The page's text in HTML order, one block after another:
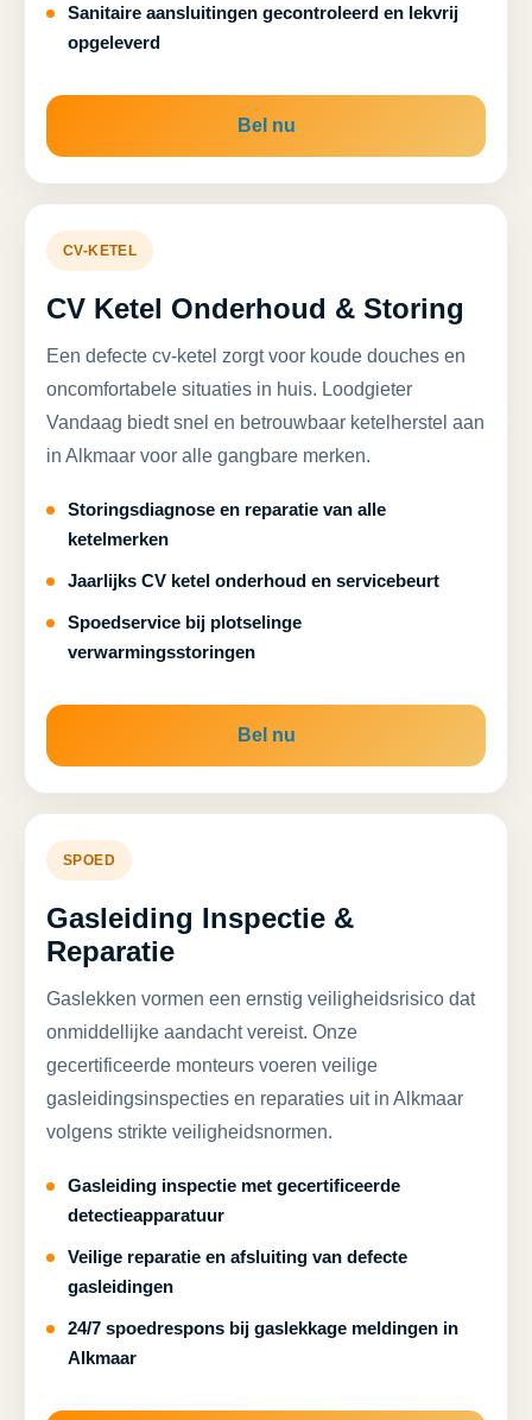
Sanitaire aansluitingen gecontroleerd en lekvrij
opgeleverd
Bel nu
CV-KETEL
CV Ketel Onderhoud & Storing
Een defecte cv-ketel zorgt voor koude douches en
oncomfortabele situaties in huis. Loodgieter
Vandaag biedt snel en betrouwbaar ketelherstel aan
in Alkmaar voor alle gangbare merken.
Storingsdiagnose en reparatie van alle
ketelmerken
Jaarlijks CV ketel onderhoud en servicebeurt
Spoedservice bij plotselinge
verwarmingsstoringen
Bel nu
SPOED
Gasleiding Inspectie &
Reparatie
Gaslekken vormen een ernstig veiligheidsrisico dat
onmiddellijke aandacht vereist. Onze
gecertificeerde monteurs voeren veilige
gasleidingsinspecties en reparaties uit in Alkmaar
volgens strikte veiligheidsnormen.
Gasleiding inspectie met gecertificeerde
detectieapparatuur
Veilige reparatie en afsluiting van defecte
gasleidingen
24/7 spoedrespons bij gaslekkage meldingen in
Alkmaar